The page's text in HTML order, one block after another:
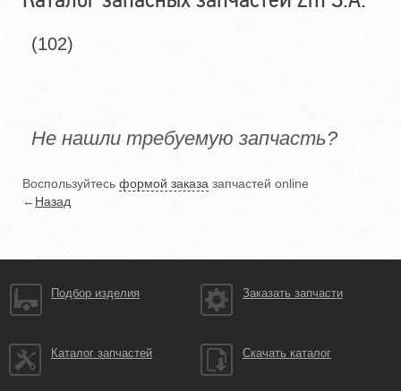
(102)
Не нашли требуемую запчасть?
Воспользуйтесь формой заказа запчастей online
←Назад
Подбор изделия Заказать запчасти
Каталог запчастей Скачать каталог